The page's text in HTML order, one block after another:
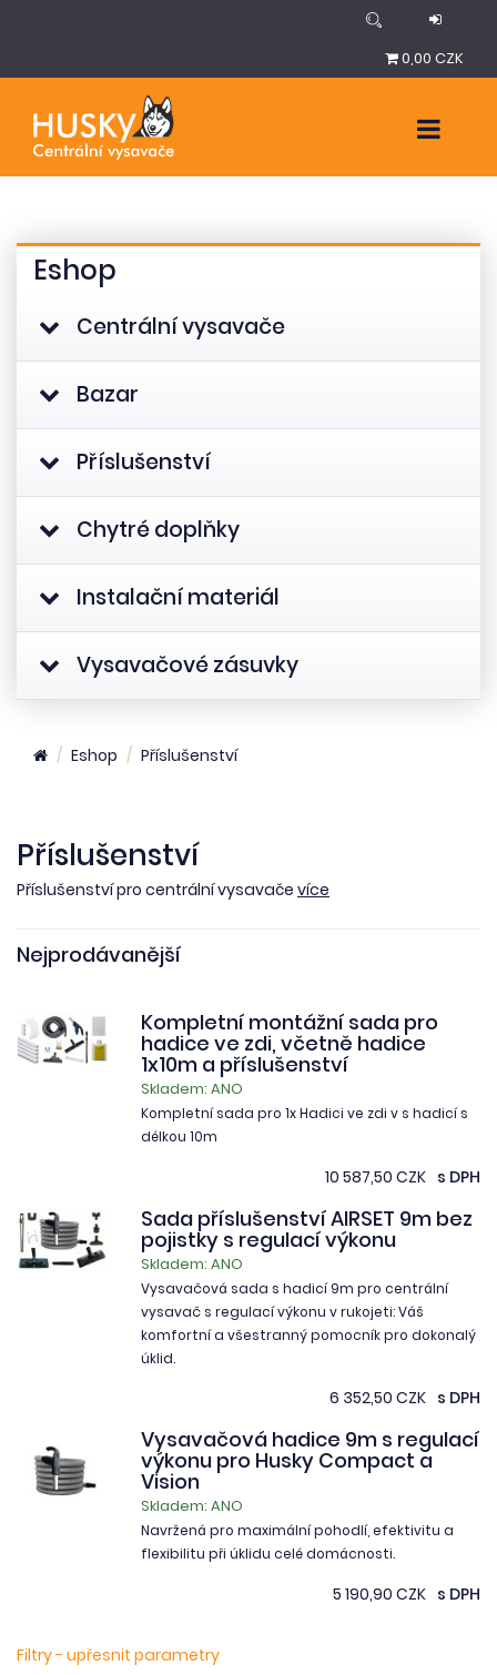
0,00 CZK
Eshop
Centrální vysavače
Bazar
Příslušenství
Chytré doplňky
Instalační materiál
Vysavačové zásuvky
Eshop Příslušenství
Příslušenství
Příslušenství pro centrální vysavače více
Nejprodávanější
Kompletní montážní sada pro
hadice ve zdi, včetně hadice
1x10m a příslušenství
Skladem: ANO
Kompletní sada pro 1x Hadici ve zdi v s hadicí s
délkou 10m
10 587,50 CZK s DPH
Sada příslušenství AIRSET 9m bez
pojistky s regulací výkonu
Skladem: ANO
Vysavačová sada s hadicí 9m pro centrální
vysavač s regulací výkonu v rukojeti: Váš
komfortní a všestranný pomocník pro dokonalý
úklid.
6 352,50 CZK s DPH
Vysavačová hadice 9m s regulací
výkonu pro Husky Compact a
Vision
Skladem: ANO
Navržená pro maximální pohodlí, efektivitu a
flexibilitu při úklidu celé domácnosti.
5 190,90 CZK s DPH
Filtry - upřesnit parametry